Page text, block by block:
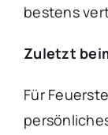
bestens
Zuletzt
Für